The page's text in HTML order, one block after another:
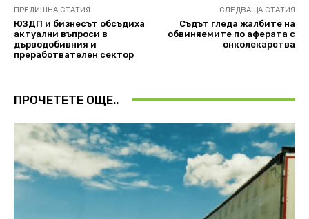
ПРЕДИШНА СТАТИЯ
ЮЗДП и бизнесът обсъдиха
актуални въпроси в
дърводобивния и
преработвателен сектор
СЛЕДВАЩА СТАТИЯ
Съдът гледа жалбите на
обвиняемите по аферата с
онколекарства
ПРОЧЕТЕТЕ ОЩЕ..